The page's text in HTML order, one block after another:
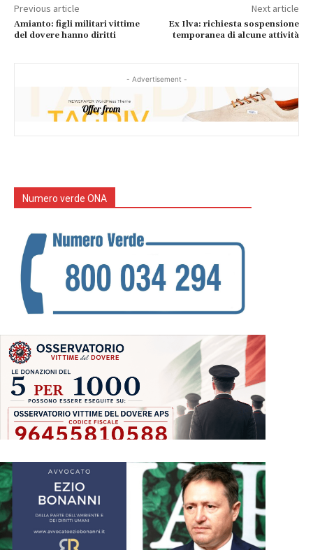
Previous article
Amianto: figli militari vittime
del dovere hanno diritti
Next article
Ex Ilva: richiesta sospensione
temporanea di alcune attività
- Advertisement -
Numero verde ONA